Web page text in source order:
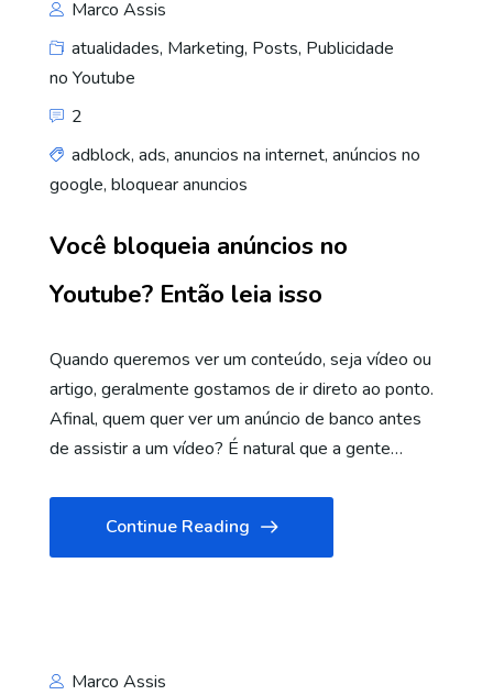
Marco Assis
atualidades, Marketing, Posts, Publicidade
no Youtube
2
adblock, ads, anuncios na internet, anúncios no
google, bloquear anuncios
Você bloqueia anúncios no
Youtube? Então leia isso
Quando queremos ver um conteúdo, seja vídeo ou
artigo, geralmente gostamos de ir direto ao ponto.
Afinal, quem quer ver um anúncio de banco antes
de assistir a um vídeo? É natural que a gente…
Continue Reading
Marco Assis